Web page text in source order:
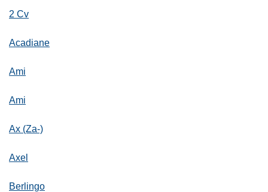
2 Cv
Acadiane
Ami
Ami
Ax (Za-)
Axel
Berlingo